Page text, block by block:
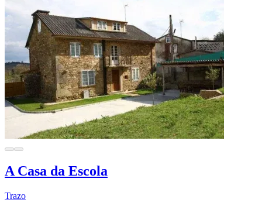
A Casa da Escola
Trazo